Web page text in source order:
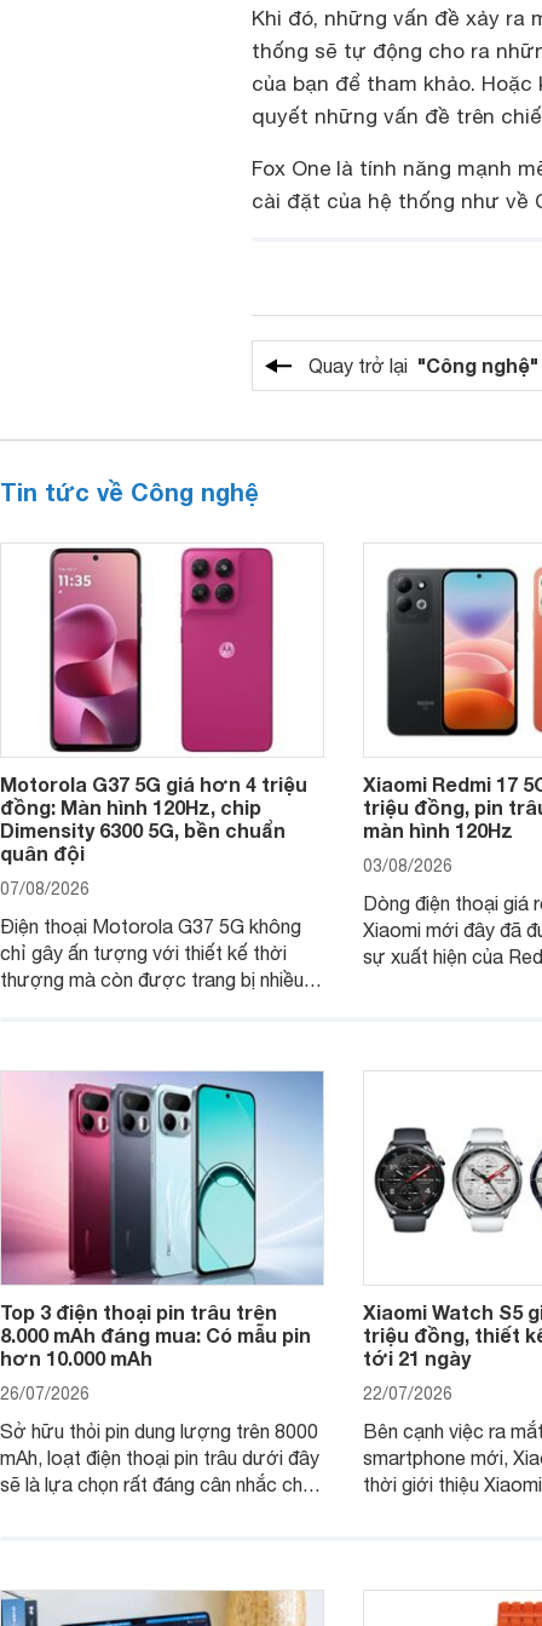
Khi đó, những vấn đề xảy ra
thống sẽ tự động cho ra
của bạn để tham khảo.
quyết những vấn đề trên
Fox One là tính năng mạnh
cài đặt của hệ thống như về
Quay trở lại "Công nghệ"
Tin tức về Công nghệ
Motorola G37 5G giá hơn 4 triệu
đồng: Màn hình 120Hz, chip
Dimensity 6300 5G, bền chuẩn
quân đội
07/08/2026
Điện thoại Motorola G37 5G không
chỉ gây ấn tượng với thiết kế thời
thượng mà còn được trang bị nhiều
Xiaomi Redmi 17
triệu đồng, pin
màn hình 120Hz
03/08/2026
Dòng điện thoại giá
Xiaomi mới đây đã
sự xuất hiện của
Top 3 điện thoại pin trâu trên
8.000 mAh đáng mua: Có mẫu pin
hơn 10.000 mAh
26/07/2026
Sở hữu thỏi pin dung lượng trên 8000
mAh, loạt điện thoại pin trâu dưới đây
sẽ là lựa chọn rất đáng cân nhắc cho
Xiaomi Watch S5
triệu đồng, thiết
tới 21 ngày
22/07/2026
Bên cạnh việc ra
smartphone mới,
thời giới thiệu